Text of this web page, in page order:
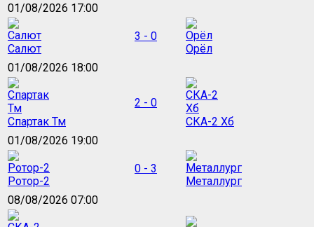
01/08/2026 17:00
Салют
3 - 0
Орёл
01/08/2026 18:00
Спартак Тм
2 - 0
СКА-2 Хб
01/08/2026 19:00
Ротор-2
0 - 3
Металлург
08/08/2026 07:00